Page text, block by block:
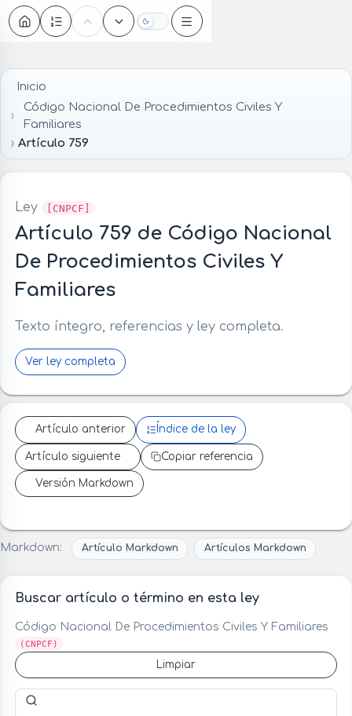
Oscuro
Inicio
Código Nacional De Procedimientos Civiles Y
Familiares
Artículo 759
Ley [CNPCF]
Artículo 759 de Código Nacional
De Procedimientos Civiles Y
Familiares
Texto íntegro, referencias y ley completa.
Ver ley completa
Artículo anterior Índice de la ley
Artículo siguiente Copiar referencia
Versión Markdown
Markdown: Artículo Markdown Artículos Markdown
Buscar artículo o término en esta ley
Código Nacional De Procedimientos Civiles Y Familiares
(CNPCF)
Limpiar
Buscar artículo o término en esta ley